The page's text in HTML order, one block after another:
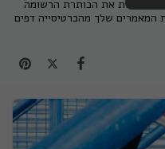
לשנות את הכותרת הרשומה
המאמרים שלך מהכרטיסייה דפים